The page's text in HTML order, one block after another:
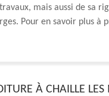
mais aussi de sa
Pour en savoir plus à
À CHAILLE